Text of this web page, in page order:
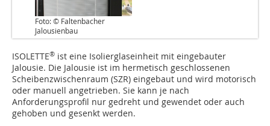
Foto: © Faltenbacher
Jalousienbau
ISOLETTE® ist eine Isolierglaseinheit mit eingebauter
Jalousie. Die Jalousie ist im hermetisch geschlossenen
Scheibenzwischenraum (SZR) eingebaut und wird motorisch
oder manuell angetrieben. Sie kann je nach
Anforderungsprofil nur gedreht und gewendet oder auch
gehoben und gesenkt werden.